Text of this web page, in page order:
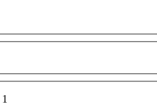
1